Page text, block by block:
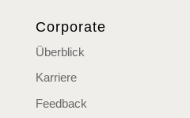
Corporate
Überblick
Karriere
Feedback